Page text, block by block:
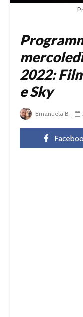
2022:
e Sky
Emanuela B.